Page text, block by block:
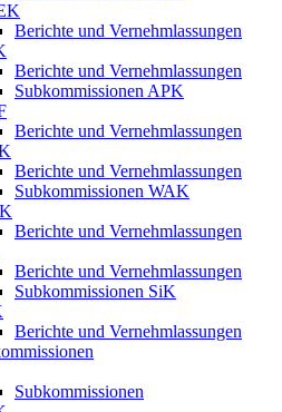
Berichte und Vernehmlassungen
Berichte und Vernehmlassungen
Subkommissionen APK
Berichte und Vernehmlassungen
Berichte und Vernehmlassungen
Subkommissionen WAK
Berichte und Vernehmlassungen
Berichte und Vernehmlassungen
Subkommissionen SiK
Berichte und Vernehmlassungen
Subkommissionen